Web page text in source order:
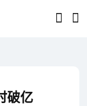
破亿